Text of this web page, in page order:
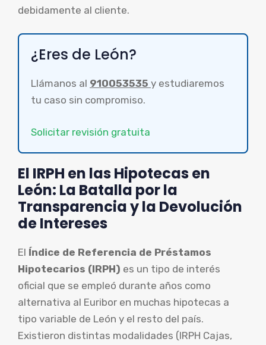
debidamente al cliente.
¿Eres de León?
Llámanos al 910053535 y estudiaremos
tu caso sin compromiso.
Solicitar revisión gratuita
El IRPH en las Hipotecas en
León: La Batalla por la
Transparencia y la Devolución
de Intereses
El Índice de Referencia de Préstamos
Hipotecarios (IRPH) es un tipo de interés
oficial que se empleó durante años como
alternativa al Euribor en muchas hipotecas a
tipo variable de León y el resto del país.
Existieron distintas modalidades (IRPH Cajas,